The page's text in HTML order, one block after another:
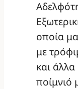
οποία
με
και
ποίμνιό